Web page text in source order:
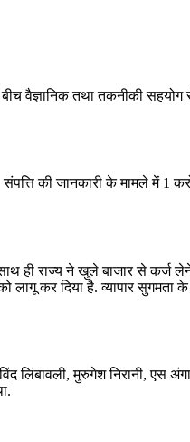
वैज्ञानिक तथा तकनीकी सहयोग
संपत्ति की जानकारी के मामले में
ही राज्‍य ने खुले बाजार से
कर दिया है. व्‍यापार
मुरुगेश निरानी, एस